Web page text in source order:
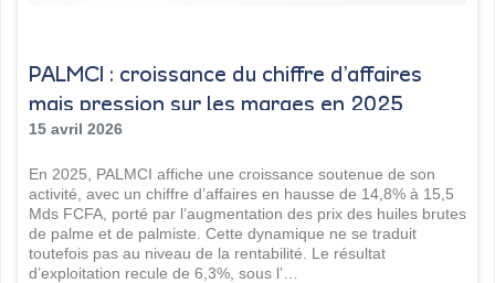
PALMCI : croissance du chiffre d’affaires
mais pression sur les marges en 2025
15 avril 2026
En 2025, PALMCI affiche une croissance soutenue de son
activité, avec un chiffre d’affaires en hausse de 14,8% à 15,5
Mds FCFA, porté par l’augmentation des prix des huiles brutes
de palme et de palmiste. Cette dynamique ne se traduit
toutefois pas au niveau de la rentabilité. Le résultat
d’exploitation recule de 6,3%, sous l’…